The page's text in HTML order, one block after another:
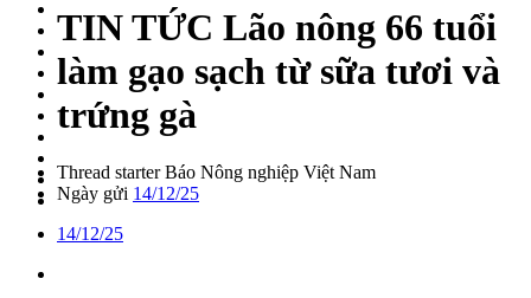
TIN TỨC Lão nông 66 tuổi
làm gạo sạch từ sữa tươi và
trứng gà
Thread starter Báo Nông nghiệp Việt Nam
Ngày gửi 14/12/25
14/12/25